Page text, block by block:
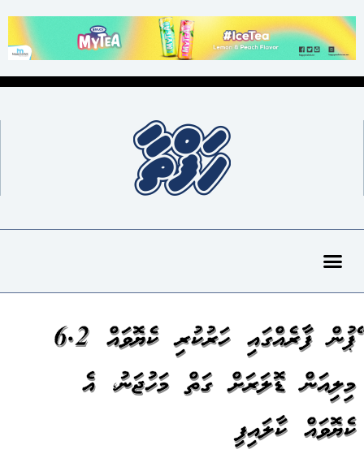
ޓޭޕުން ފާރެއްގައި ހަރުކުރި ކެޔޮވައް 6.2
މިލިއަން ޑޮލަރަށް ގަތް މަހުޖަނު، އެ
ކެޔޮވައް ކާލައިފި